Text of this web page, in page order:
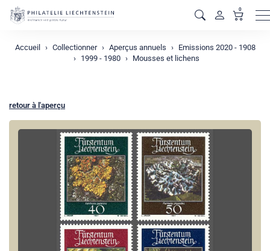
0
Accueil Collectionner Aperçus annuels
Emissions 2020 - 1908
1999 - 1980
Mousses et lichens
retour à l'aperçu